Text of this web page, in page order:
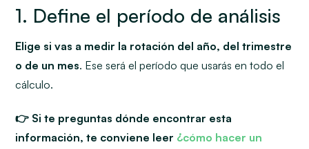
1. Define el período de análisis
Elige si vas a medir la rotación del año, del trimestre
o de un mes. Ese será el período que usarás en todo el
cálculo.
👉 Si te preguntas dónde encontrar esta
información, te conviene leer ¿cómo hacer un